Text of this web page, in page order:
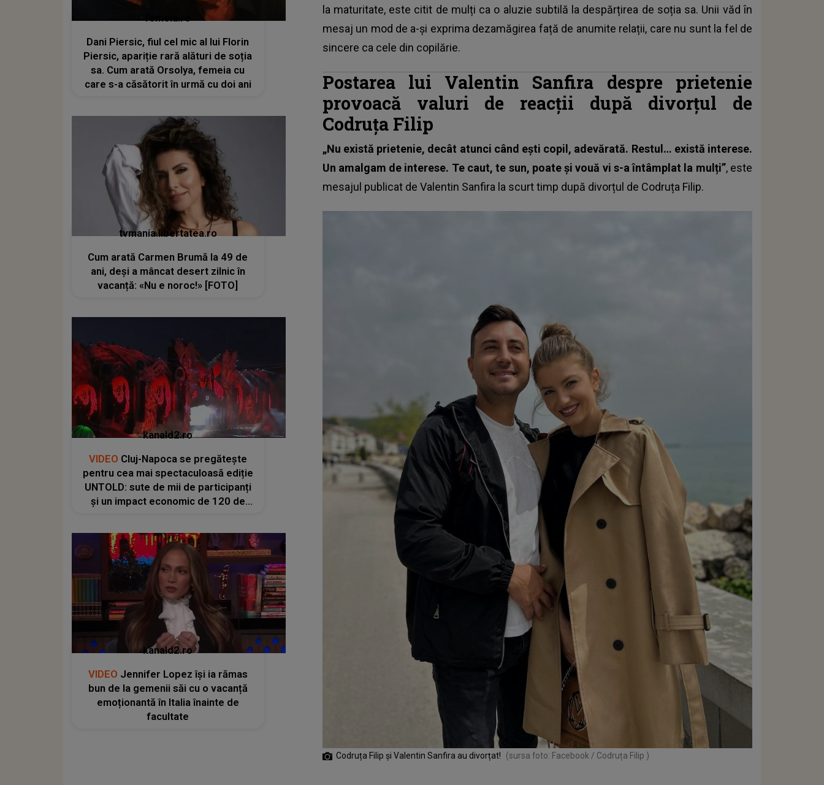
la maturitate, este citit de mulți ca o aluzie subtilă la despărțirea de soția sa. Unii văd în
mesaj un mod de a-și exprima dezamăgirea față de anumite relații, care nu sunt la fel de
sincere ca cele din copilărie.
Postarea lui Valentin Sanfira despre prietenie
provoacă valuri de reacții după divorțul de
Codruța Filip
„Nu există prietenie, decât atunci când ești copil, adevărată. Restul… există interese.
Un amalgam de interese. Te caut, te sun, poate și vouă vi s-a întâmplat la mulți”, este
mesajul publicat de Valentin Sanfira la scurt timp după divorțul de Codruța Filip.
Codruța Filip și Valentin Sanfira au divorțat! (sursa foto: Facebook / Codruța Filip )
femeia.ro
Dani Piersic, fiul cel mic al lui Florin
Piersic, apariție rară alături de soția
sa. Cum arată Orsolya, femeia cu
care s-a căsătorit în urmă cu doi ani
tvmania.libertatea.ro
Cum arată Carmen Brumă la 49 de
ani, deși a mâncat desert zilnic în
vacanță: «Nu e noroc!» [FOTO]
kanald2.ro
VIDEO Cluj-Napoca se pregătește
pentru cea mai spectaculoasă ediție
UNTOLD: sute de mii de participanți
și un impact economic de 120 de
kanald2.ro
VIDEO Jennifer Lopez își ia rămas
bun de la gemenii săi cu o vacanță
emoționantă în Italia înainte de
facultate